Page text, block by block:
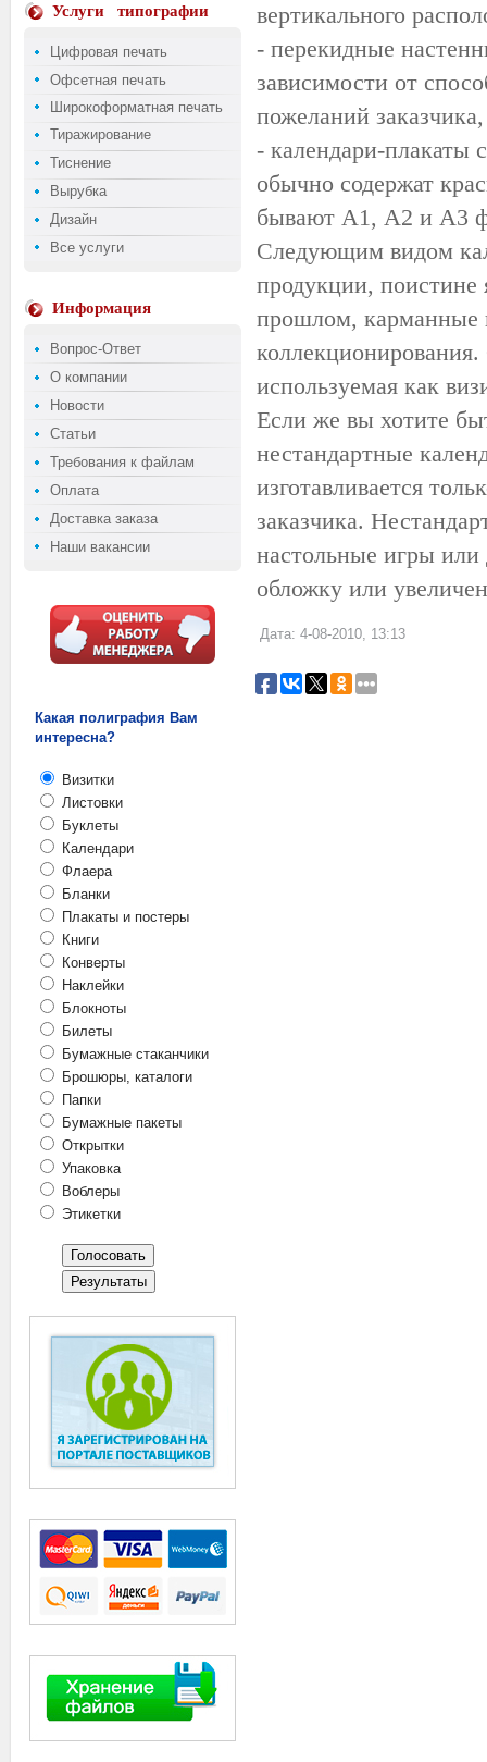
Услуги типографии
Цифровая печать
Офсетная печать
Широкоформатная печать
Тиражирование
Тиснение
Вырубка
Дизайн
Все услуги
Информация
Вопрос-Ответ
О компании
Новости
Статьи
Требования к файлам
Оплата
Доставка заказа
Наши вакансии
Какая полиграфия Вам
интересна?
Визитки
Листовки
Буклеты
Календари
Флаера
Бланки
Плакаты и постеры
Книги
Конверты
Наклейки
Блокноты
Билеты
Бумажные стаканчики
Брошюры, каталоги
Папки
Бумажные пакеты
Открытки
Упаковка
Воблеры
Этикетки
вертикального
- перекидные
зависимости от
пожеланий
- календари-плакаты
обычно содержат
бывают А1, А2 и А3
Следующим видом
продукции,
прошлом, карманные
используемая как
Если же вы хотите
нестандартные
изготавливается
заказчика.
настольные игры
обложку или
Дата: 4-08-2010, 13:13